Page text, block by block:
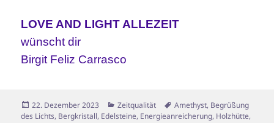
LOVE AND LIGHT ALLEZEIT
wünscht dir
Birgit Feliz Carrasco
Veröffentlicht
am
22. Dezember 2023 Kategorien
Zeitqualität Schlagwörter
Amethyst, Begrüßung
des Lichts, Bergkristall, Edelsteine, Energieanreicherung, Holzhütte,